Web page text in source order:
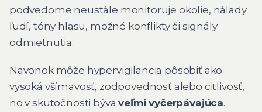
podvedome neustále monitoruje okolie, nálady
ľudí, tóny hlasu, možné konflikty či signály
odmietnutia.
Navonok môže hypervigilancia pôsobiť ako
vysoká všímavosť, zodpovednosť alebo citlivosť,
no v skutočnosti bývaveľmi vyčerpávajúca.